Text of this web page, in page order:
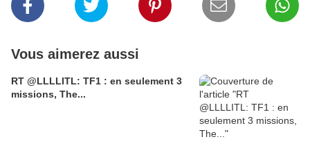
Vous aimerez aussi
RT @LLLLITL: TF1 : en seulement 3
missions, The...